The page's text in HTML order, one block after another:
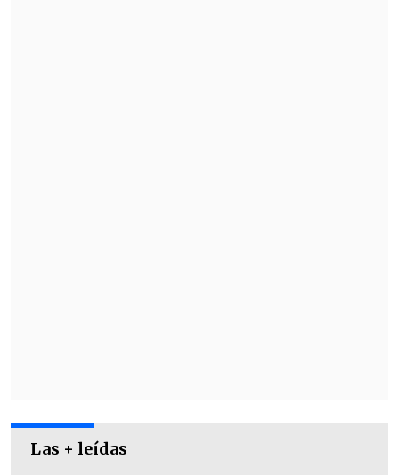
Las + leídas